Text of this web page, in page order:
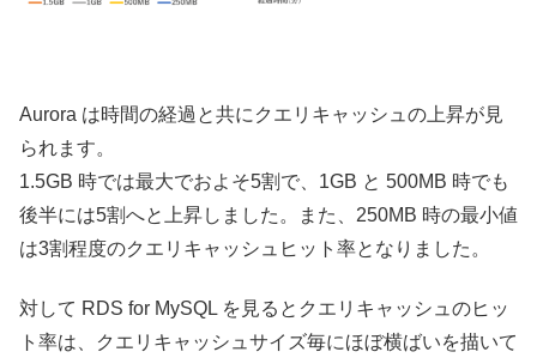
Aurora は時間の経過と共にクエリキャッシュの上昇が見
られます。
1.5GB 時では最大でおよそ5割で、1GB と 500MB 時でも
後半には5割へと上昇しました。また、250MB 時の最小値
は3割程度のクエリキャッシュヒット率となりました。
対して RDS for MySQL を見るとクエリキャッシュのヒッ
ト率は、クエリキャッシュサイズ毎にほぼ横ばいを描いて